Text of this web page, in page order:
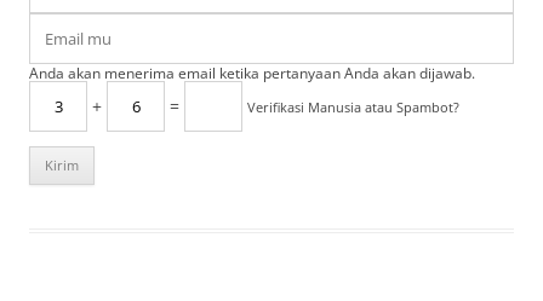
Anda akan menerima email ketika pertanyaan Anda akan dijawab.
+ = Verifikasi Manusia atau Spambot?